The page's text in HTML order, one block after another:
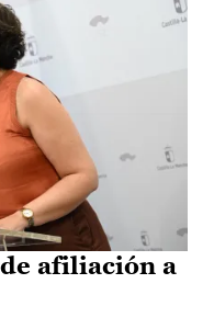
afiliación a